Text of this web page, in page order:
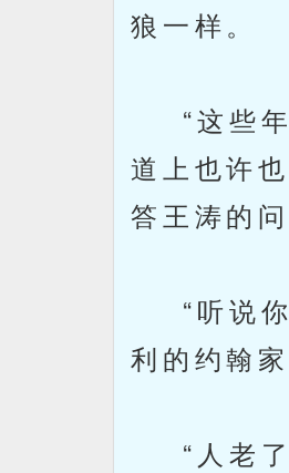
狼一样。
“这些年
道上也许
答王涛的问
“听说你
利的约翰
“人老了